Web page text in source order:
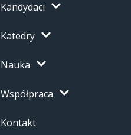
Kandydaci
Katedry
Nauka
Współpraca
Kontakt